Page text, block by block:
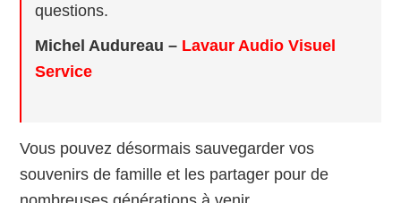
questions.
Michel Audureau – Lavaur Audio Visuel
Service
Vous pouvez désormais sauvegarder vos
souvenirs de famille et les partager pour de